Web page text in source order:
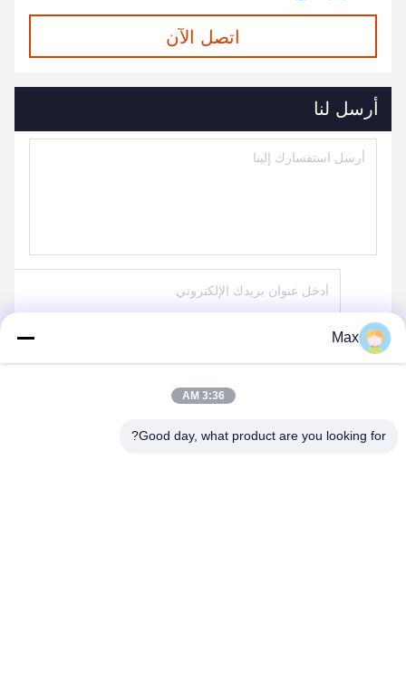
اتصل الآن
أرسل لنا
Max
3:36 AM
Good day, what product are you looking for?